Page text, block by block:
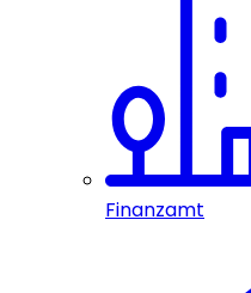
Finanzamt